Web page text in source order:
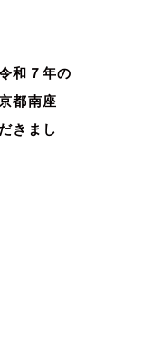
和７年の
都南座
きまし